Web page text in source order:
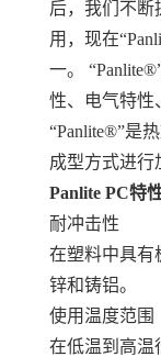
后，我们不断
用，现在
一。
性、电气特性
“Panlite®”是
成型方式进行
Panlite PC特
耐冲击性
在塑料中具有
锌和铸铝。
使用温度范围
在低温到高温